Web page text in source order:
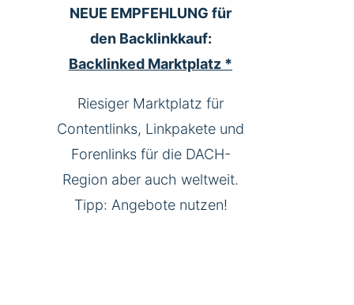
NEUE EMPFEHLUNG für
den Backlinkkauf:
Backlinked Marktplatz *
Riesiger Marktplatz für
Contentlinks, Linkpakete und
Forenlinks für die DACH-
Region aber auch weltweit.
Tipp: Angebote nutzen!